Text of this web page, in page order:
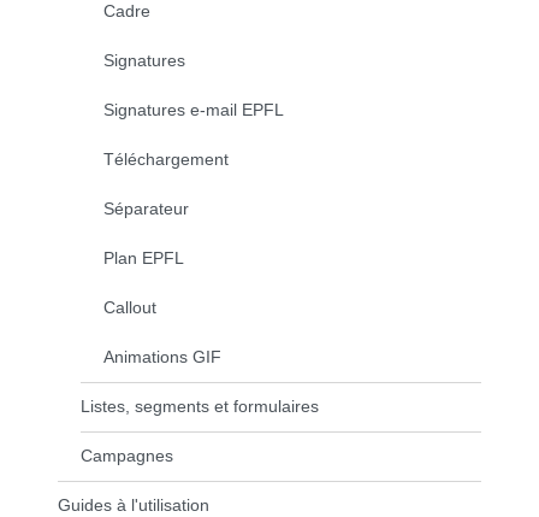
Cadre
Signatures
Signatures e-mail EPFL
Téléchargement
Séparateur
Plan EPFL
Callout
Animations GIF
Listes, segments et formulaires
Campagnes
Guides à l'utilisation